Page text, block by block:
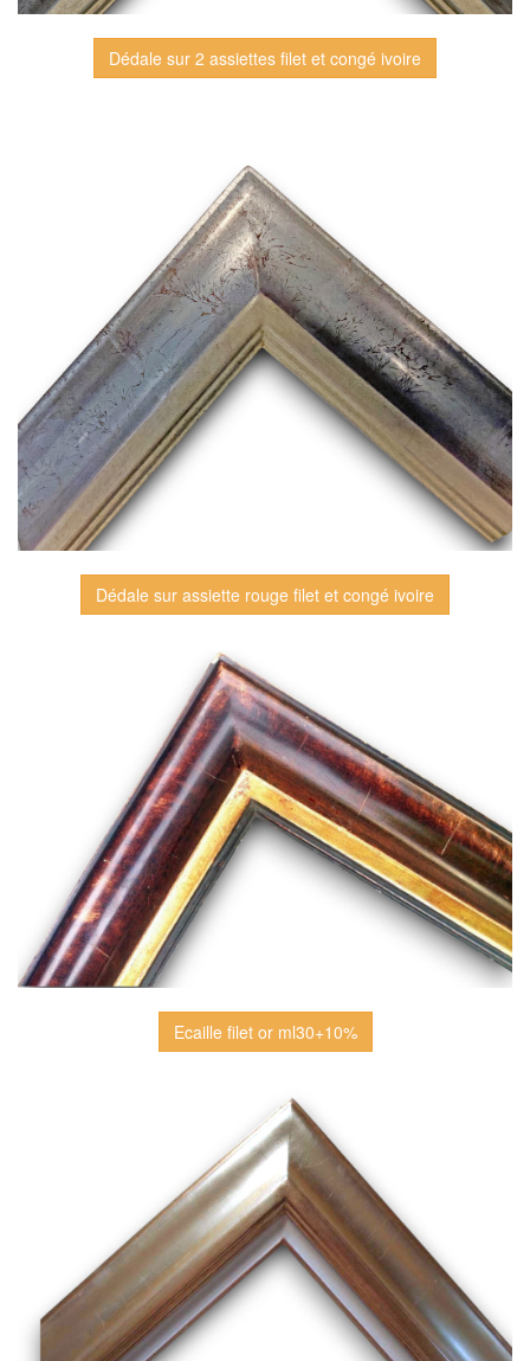
Dédale sur 2 assiettes filet et congé ivoire
Dédale sur assiette rouge filet et congé ivoire
Ecaille filet or ml30+10%